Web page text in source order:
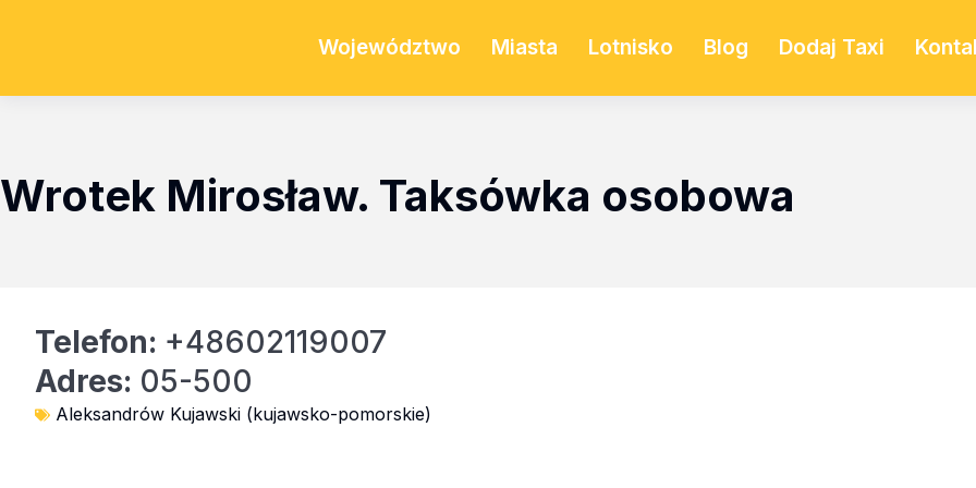
Województwo Miasta Lotnisko Blog Dodaj Taxi
Wrotek Mirosław. Taksówka osobowa
Telefon: +48602119007
Adres: 05-500
Aleksandrów Kujawski (kujawsko-pomorskie)